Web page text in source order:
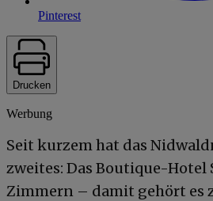
Pinterest
Drucken
Werbung
Seit kurzem hat das
zweites: Das Boutique-
Zimmern – damit gehört es